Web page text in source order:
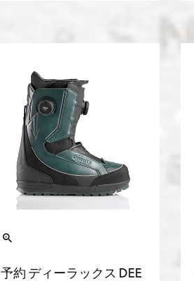
予約 ディーラックス DEE